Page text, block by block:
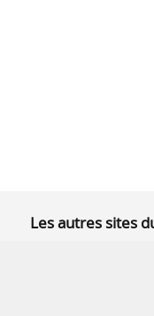
Les autres sites